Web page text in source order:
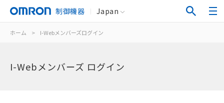
制御機器 Japan
ホーム > I-Webメンバーズログイン
I-Webメンバーズ ログイン